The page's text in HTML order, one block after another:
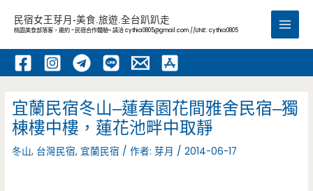
內
民宿女王芽月-美食.旅遊.全台趴趴走
桃園美食部落客，邀約 -民宿合作體驗~ 請洽cythia0805@gmail.com //LINE: cythia0805
Main
宜蘭民宿冬山–蓮春園花間雅舍民宿–獨
棟樓中樓，蓮花池畔中取靜
冬山, 台灣民宿, 宜蘭民宿 / 作者:芽月 /2014-06-17